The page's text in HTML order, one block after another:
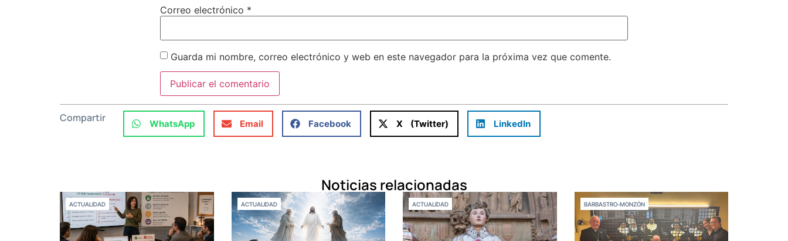
Correo electrónico *
Guarda mi nombre, correo electrónico y web en este navegador para la próxima vez que comente.
Compartir WhatsApp Email Facebook X (Twitter) LinkedIn
Noticias relacionadas
ACTUALIDAD ACTUALIDAD ACTUALIDAD BARBASTRO-MONZÓN